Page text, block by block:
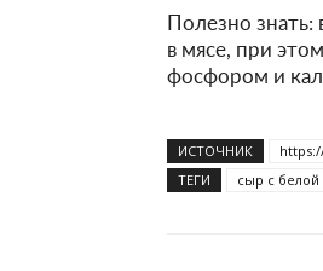
Полезно
в мясе, при
фосфором и
ИСТОЧНИК
ТЕГИ
сыр с